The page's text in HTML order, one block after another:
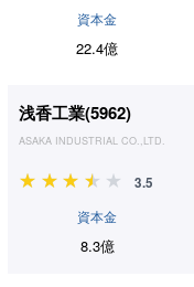
資本金
22.4億
浅香工業(5962)
ASAKA INDUSTRIAL CO.,LTD.
3.5
資本金
8.3億